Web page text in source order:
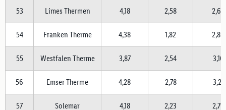
53 Limes Thermen 4,18 2,58 2,62
54 Franken Therme 4,38 1,82 2,80
55 Westfalen Therme 3,87 2,54 3,10
56 Emser Therme 4,28 2,78 3,21
57 Solemar 4,18 2,23 2,79